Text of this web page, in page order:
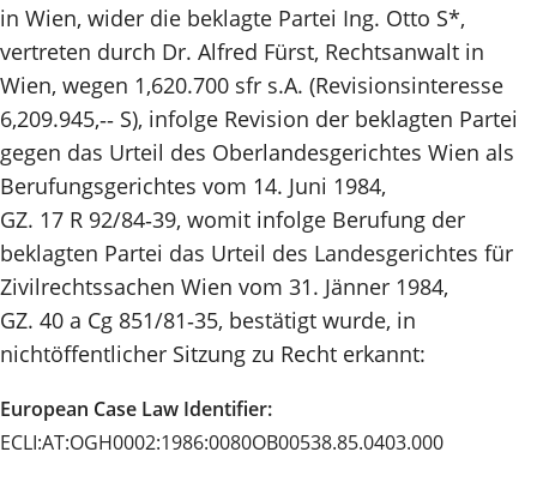
in Wien, wider die beklagte Partei Ing. Otto S*,
vertreten durch Dr. Alfred Fürst, Rechtsanwalt in
Wien, wegen 1,620.700 sfr s.A. (Revisionsinteresse
6,209.945,‑‑ S), infolge Revision der beklagten Partei
gegen das Urteil des Oberlandesgerichtes Wien als
Berufungsgerichtes vom 14. Juni 1984,
GZ. 17 R 92/84‑39, womit infolge Berufung der
beklagten Partei das Urteil des Landesgerichtes für
Zivilrechtssachen Wien vom 31. Jänner 1984,
GZ. 40 a Cg 851/81‑35, bestätigt wurde, in
nichtöffentlicher Sitzung zu Recht erkannt:
European Case Law Identifier:
ECLI:AT:OGH0002:1986:0080OB00538.85.0403.000